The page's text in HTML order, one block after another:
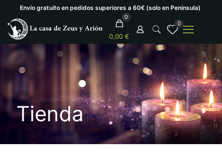
Envío gratuíto en pedidos superiores a 60€ (solo en Península)
0
0,00 €
0
Tienda